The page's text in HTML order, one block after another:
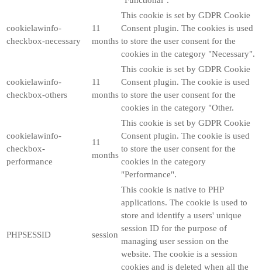
cookielawinfo-
checkbox-necessary
11
months
This cookie is set by GDPR Cookie
Consent plugin. The cookies is used
to store the user consent for the
cookies in the category "Necessary".
cookielawinfo-
checkbox-others
11
months
This cookie is set by GDPR Cookie
Consent plugin. The cookie is used
to store the user consent for the
cookies in the category "Other.
cookielawinfo-
checkbox-
performance
11
months
This cookie is set by GDPR Cookie
Consent plugin. The cookie is used
to store the user consent for the
cookies in the category
"Performance".
PHPSESSID session
This cookie is native to PHP
applications. The cookie is used to
store and identify a users' unique
session ID for the purpose of
managing user session on the
website. The cookie is a session
cookies and is deleted when all the